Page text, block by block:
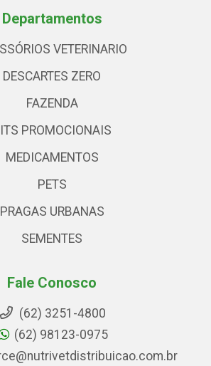
Departamentos
VETERINARIO
DESCARTES ZERO
FAZENDA
PROMOCIONAIS
MEDICAMENTOS
PETS
PRAGAS URBANAS
SEMENTES
Fale Conosco
(62) 3251-4800
(62) 98123-0975